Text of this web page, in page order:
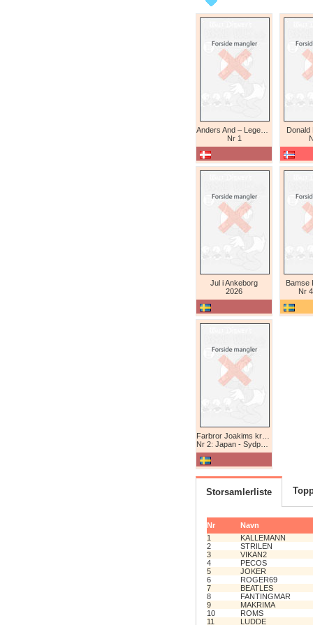
Nr 1
Donald
Jul i Ankeborg
2026
Bamse
Nr
Nr 2: Japan - Sydpolen - Afrika
Storsamlerliste
Nr
Navn
1
KALLEMANN
2
STRILEN
3
VIKAN2
4
PECOS
5
JOKER
6
ROGER69
7
BEATLES
8
FANTINGMAR
9
MAKRIMA
10
ROMS
11
LUDDE